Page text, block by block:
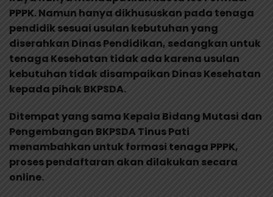
PPPK. Namun hanya dikhususkan pada tenaga
pendidik sesuai usulan kebutuhan yang
diserahkan Dinas Pendidikan, sedangkan untuk
tenaga Kesehatan tidak ada karena usulan
kebutuhan tidak disampaikan Dinas Kesehatan
kepada pihak BKPSDA.
Ditempat yang sama Kepala Bidang Mutasi dan
Pengembangan BKPSDA Tinus Pati
menambahkan untuk formasi tenaga PPPK,
proses pendaftaran akan dilakukan secara
online.